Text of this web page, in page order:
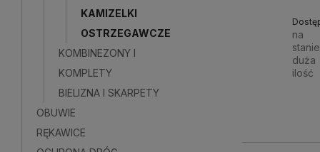
KAMIZELKI
OSTRZEGAWCZE
KOMBINEZONY I
KOMPLETY
BIELIZNA I SKARPETY
OBUWIE
RĘKAWICE
na
stanie
duża
ilość